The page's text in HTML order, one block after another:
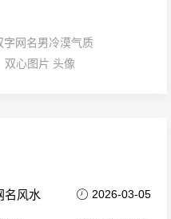
字网名男冷漠气质
双心图片 头像
名风水 2026-03-05